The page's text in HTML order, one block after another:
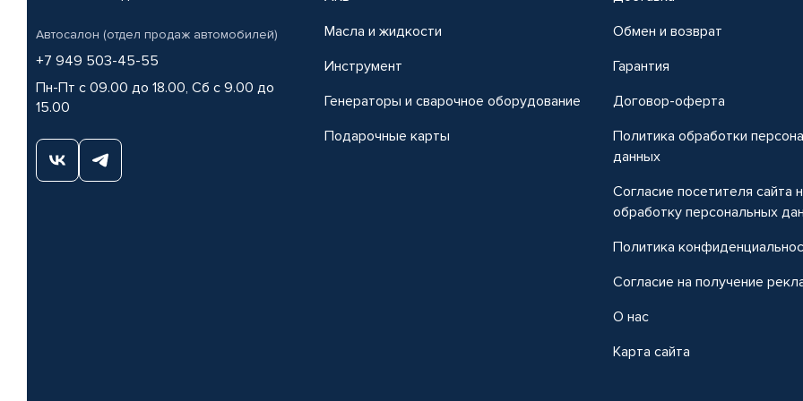
Автосалон (отдел продаж автомобилей)
+7 949 503-45-55
Пн-Пт с 09.00 до 18.00, Сб с 9.00 до
15.00
Масла и жидкости
Инструмент
Генераторы и сварочное оборудование
Подарочные карты
Обмен и возврат
Гарантия
Договор-оферта
Политика обработки
данных
Согласие посетителя сайта
обработку персональных
Политика
Согласие на получение
О нас
Карта сайта